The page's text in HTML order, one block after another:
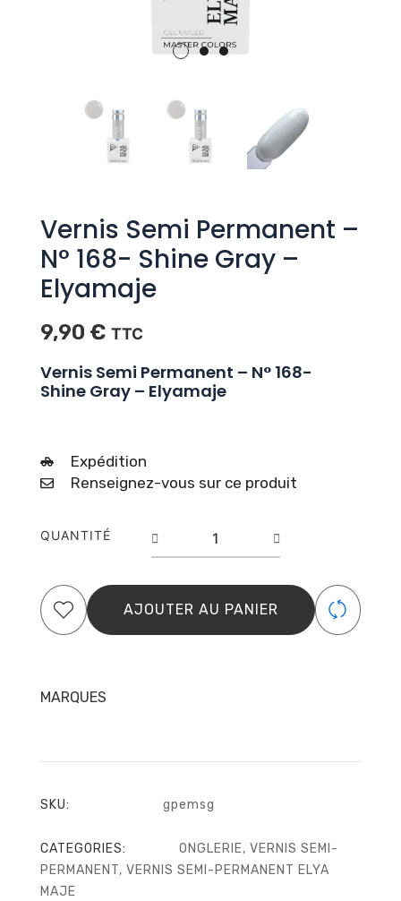
Vernis Semi Permanent –
N° 168- Shine Gray –
Elyamaje
9,90 € TTC
Vernis Semi Permanent – N° 168-
Shine Gray – Elyamaje
Expédition
Renseignez-vous sur ce produit
QUANTITÉ
Semi
–
N°
AJOUTER AU PANIER
MARQUES
SKU: gpemsg
CATEGORIES: ONGLERIE, VERNIS SEMI-
PERMANENT, VERNIS SEMI-PERMANENT ELYA
MAJE